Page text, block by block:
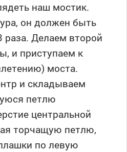
наш мостик.
он должен быть
раза. Делаем второй
и приступаем к
моста.
и складываем
петлю
центральной
торчащую петлю,
по левую